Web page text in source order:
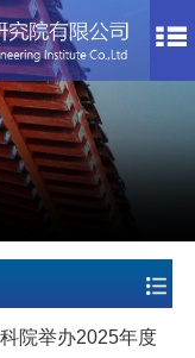
院举办2025年度